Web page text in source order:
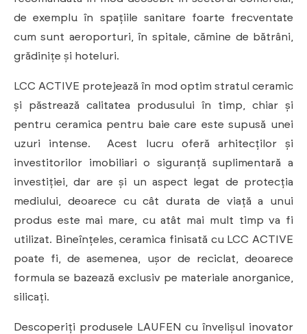
de exemplu în spațiile sanitare foarte frecventate
cum sunt aeroporturi, în spitale, cămine de bătrâni,
grădinițe și hoteluri.
LCC ACTIVE protejează în mod optim stratul ceramic
și păstrează calitatea produsului în timp, chiar și
pentru ceramica pentru baie care este supusă unei
uzuri intense. Acest lucru oferă arhitecților și
investitorilor imobiliari o siguranță suplimentară a
investiției, dar are și un aspect legat de protecția
mediului, deoarece cu cât durata de viață a unui
produs este mai mare, cu atât mai mult timp va fi
utilizat. Bineînțeles, ceramica finisată cu LCC ACTIVE
poate fi, de asemenea, ușor de reciclat, deoarece
formula se bazează exclusiv pe materiale anorganice,
silicați.
Descoperiți produsele LAUFEN cu învelișul inovator